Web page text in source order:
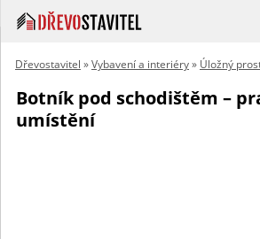
Dřevostavitel »Vybavení a interiéry» Úložný
Botník pod schodištěm –
umístění